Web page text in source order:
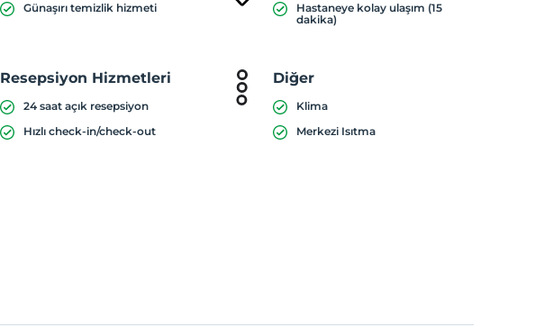
Günaşırı temizlik hizmeti
Hastaneye kolay ulaşım (15
dakika)
Resepsiyon Hizmetleri
24 saat açık resepsiyon
Hızlı check-in/check-out
Diğer
Klima
Merkezi Isıtma